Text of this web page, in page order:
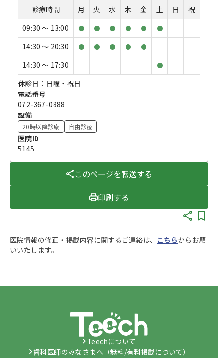
診療時間
月 火 水 木 金 土 日
祝
09:30 〜 13:00
● ● ● ● ● ●
14:30 〜 20:30 ● ● ● ● ●
14:30 〜 17:30 ●
休診日：日曜・祝日
電話番号
072-367-0888
設備
20時以降診療 自由診療
医院ID
5145
このページを転送する
印刷する
医院情報の修正・掲載内容に関するご連絡は、 こちらからお願
いいたします。
Teechについて
歯科医師のみなさまへ（無料/有料掲載について）